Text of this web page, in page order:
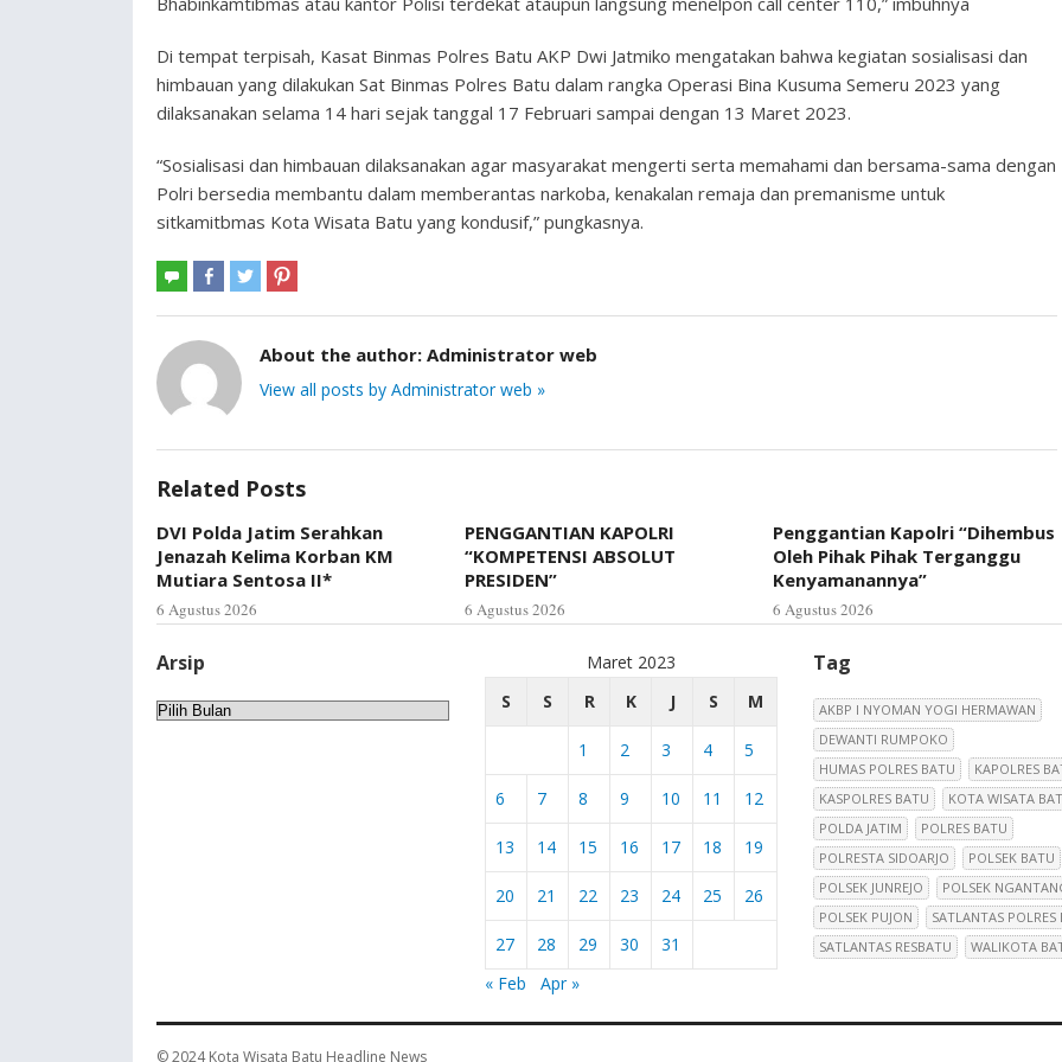
Di tempat terpisah, Kasat Binmas Polres Batu AKP Dwi Jatmiko mengatakan bahwa kegiatan sosialisasi dan
himbauan yang dilakukan Sat Binmas Polres Batu dalam rangka Operasi Bina Kusuma Semeru 2023 yang
dilaksanakan selama 14 hari sejak tanggal 17 Februari sampai dengan 13 Maret 2023.
“Sosialisasi dan himbauan dilaksanakan agar masyarakat mengerti serta memahami dan bersama-sama dengan
Polri bersedia membantu dalam memberantas narkoba, kenakalan remaja dan premanisme untuk
sitkamitbmas Kota Wisata Batu yang kondusif,” pungkasnya.
About the author: Administrator web
View all posts by Administrator web »
Related Posts
DVI Polda Jatim Serahkan
Jenazah Kelima Korban KM
Mutiara Sentosa II*
6 Agustus 2026
PENGGANTIAN KAPOLRI
“KOMPETENSI ABSOLUT
PRESIDEN”
6 Agustus 2026
Penggantian Kapolri “Dihembus
Oleh Pihak Pihak Terganggu
Kenyamanannya”
6 Agustus 2026
Arsip
Arsip
Maret 2023
S
S R K J S M
1 2 3 4 5
6 7 8 9 10 11 12
13 14 15 16 17 18 19
20 21 22 23 24 25 26
27 28 29 30
31
« Feb
Apr »
Tag
AKBP I NYOMAN YOGI HERMAWAN
DEWANTI RUMPOKO
HUMAS POLRES BATU
KAPOLRES
KASPOLRES BATU
KOTA WISATA
POLDA JATIM
POLRES BATU
POLRESTA SIDOARJO
POLSEK BATU
POLSEK JUNREJO
POLSEK
POLSEK PUJON
SATLANTAS POLRES
SATLANTAS RESBATU
WALIKOTA
© 2024Kota Wisata Batu Headline News